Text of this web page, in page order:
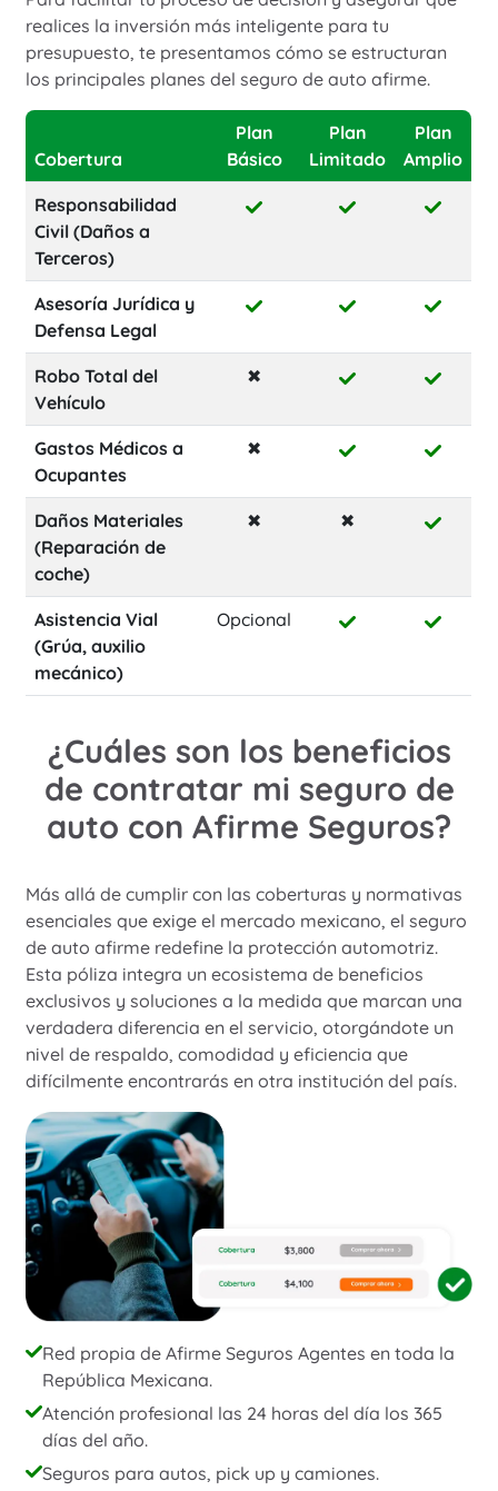
realices la inversión más inteligente para tu
presupuesto, te presentamos cómo se estructuran
los principales planes del seguro de auto afirme.
Cobertura
Plan
Básico
Plan
Limitado
Plan
Amplio
Responsabilidad
Civil (Daños a
Terceros)
Asesoría Jurídica y
Defensa Legal
Robo Total del
Vehículo
✖
Gastos Médicos a
Ocupantes
✖
Daños Materiales
(Reparación de
coche)
✖ ✖
Asistencia Vial
(Grúa, auxilio
mecánico)
Opcional
¿Cuáles son los beneficios
de contratar mi seguro de
auto con Afirme Seguros?
Más allá de cumplir con las coberturas y normativas
esenciales que exige el mercado mexicano, el seguro
de auto afirme redefine la protección automotriz.
Esta póliza integra un ecosistema de beneficios
exclusivos y soluciones a la medida que marcan una
verdadera diferencia en el servicio, otorgándote un
nivel de respaldo, comodidad y eficiencia que
difícilmente encontrarás en otra institución del país.
Red propia de Afirme Seguros Agentes en toda la
República Mexicana.
Atención profesional las 24 horas del día los 365
días del año.
Seguros para autos, pick up y camiones.